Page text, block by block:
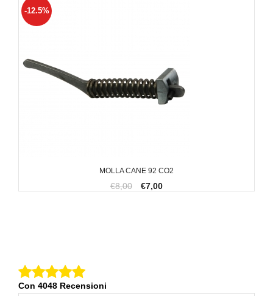
MOLLA CANE 92 CO2
-12.5%
€8,00 €7,00
Con 4048 Recensioni